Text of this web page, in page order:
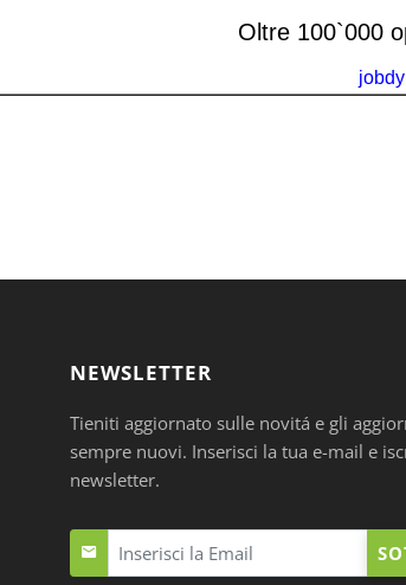
NEWSLETTER
Tieniti aggiornato sulle novitá e gli
sempre nuovi. Inserisci la tua e-mail e
newsletter.